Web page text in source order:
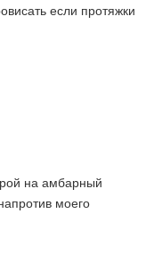
если протяжки
на амбарный
моего